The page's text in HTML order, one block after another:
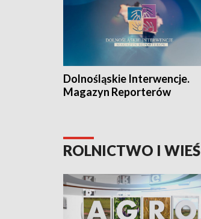
Dolnośląskie Interwencje.
Magazyn Reporterów
ROLNICTWO I WIEŚ